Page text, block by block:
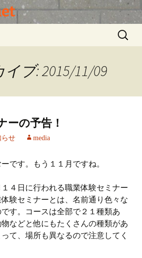
検
索:
ブ: 2015/11/09
ーの予告！
らせ media
です。もう１１月ですね。
４日に行われる職業体験セミナー
験セミナーとは、名前通り色々な
す。コースは全部で２１種類あ
などと他にもたくさんの種類があ
て、場所も異なるので注意してく